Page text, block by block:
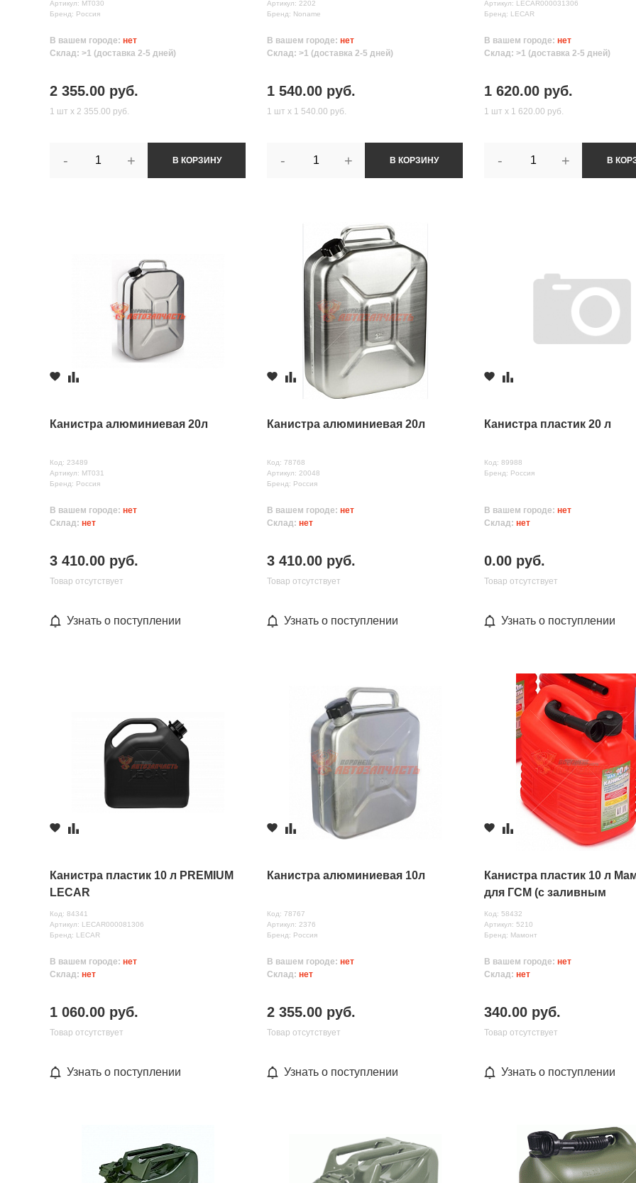
Артикул: МТ030
Бренд: Россия
В вашем городе: нет
Склад: >1 (доставка 2-5 дней)
2 355.00 руб.
1 шт х 2 355.00 руб.
- + В КОРЗИНУ
Артикул: 2202
Бренд: Noname
В вашем городе:нет
Склад: >1 (доставка 2-5 дней)
1 540.00 руб.
1 шт х 1 540.00 руб.
- + В КОРЗИНУ
Артикул: LECAR000031306
Бренд: LECAR
В вашем городе:нет
Склад: >1 (доставка 2-5 дней)
1 620.00 руб.
1 шт х 1 620.00 руб.
- + В
Канистра алюминиевая 20л
Код: 23489
Артикул: MT031
Бренд: Россия
В вашем городе: нет
Склад: нет
3 410.00 руб.
Товар отсутствует
Узнать о поступлении
Канистра алюминиевая 20л
Код: 78768
Артикул: 20048
Бренд: Россия
В вашем городе:нет
Склад:нет
3 410.00 руб.
Товар отсутствует
Узнать о поступлении
Канистра пластик 20 л
Код: 89988
Бренд: Россия
В вашем городе:нет
Склад:нет
0.00 руб.
Товар отсутствует
Узнать о поступлении
Канистра пластик 10 л PREMIUM
LECAR
Код: 84341
Артикул: LECAR000081306
Бренд: LECAR
В вашем городе: нет
Склад: нет
1 060.00 руб.
Товар отсутствует
Узнать о поступлении
Канистра алюминиевая 10л
Код: 78767
Артикул: 2376
Бренд: Россия
В вашем городе:нет
Склад:нет
2 355.00 руб.
Товар отсутствует
Узнать о поступлении
Канистра пластик 10 л
для ГСМ (с заливным
устройством)
Код: 58432
Артикул: 5210
Бренд: Мамонт
В вашем городе:нет
Склад:нет
340.00 руб.
Товар отсутствует
Узнать о поступлении